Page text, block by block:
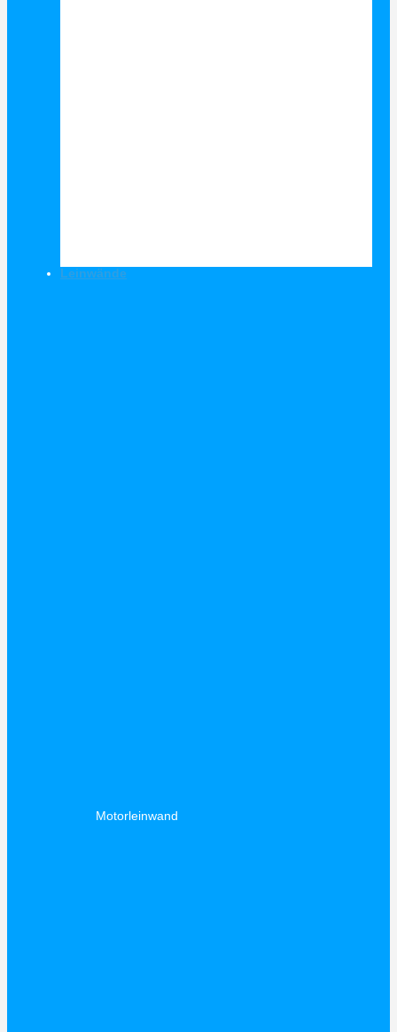
Leinwände
Motorleinwand